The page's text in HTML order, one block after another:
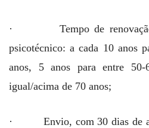
· Tempo de renovação
psicotécnico: a cada 10 anos
anos, 5 anos para entre
igual/acima de 70 anos;
· Envio, com 30 dias de